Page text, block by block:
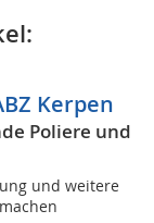
Kerpen
Poliere und
und weitere